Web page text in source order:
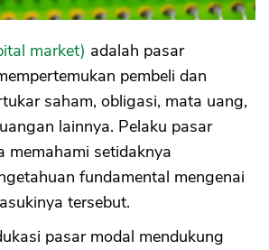
market) adalah pasar
pembeli dan
saham, obligasi, mata uang,
lainnya. Pelaku pasar
memahami setidaknya
fundamental mengenai
tersebut.
pasar modal mendukung